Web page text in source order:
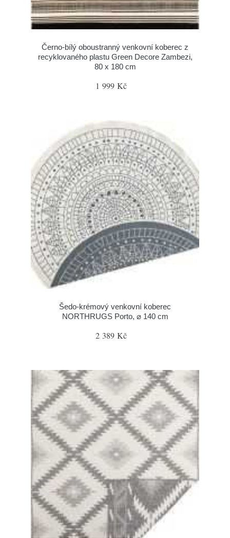
Černo-bílý oboustranný venkovní koberec z
recyklovaného plastu Green Decore Zambezi,
80 x 180 cm
1 999 Kč
Šedo-krémový venkovní koberec
NORTHRUGS Porto, ⌀ 140 cm
2 389 Kč